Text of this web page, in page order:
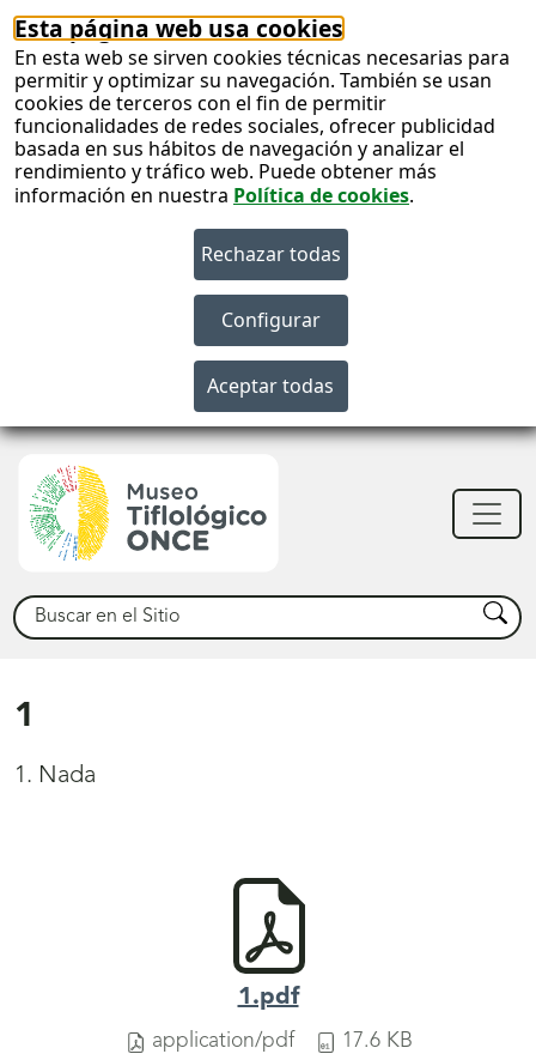
Esta página web usa cookies
En esta web se sirven cookies técnicas necesarias para
permitir y optimizar su navegación. También se usan
cookies de terceros con el fin de permitir
funcionalidades de redes sociales, ofrecer publicidad
basada en sus hábitos de navegación y analizar el
rendimiento y tráfico web. Puede obtener más
información en nuestra Política de cookies.
Buscar Buscar
1
1. Nada
1.pdf
application/pdf 17.6 KB